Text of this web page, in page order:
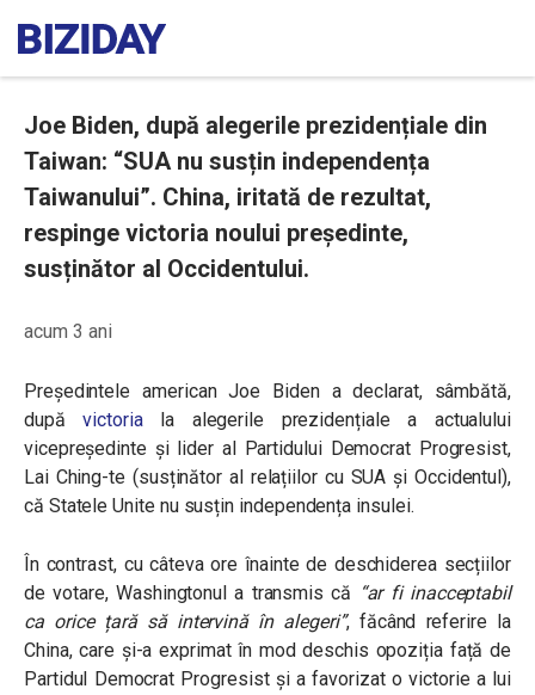
Joe Biden, după alegerile prezidențiale din
Taiwan: “SUA nu susțin independența
Taiwanului”. China, iritată de rezultat,
respinge victoria noului președinte,
susținător al Occidentului.
acum 3 ani
Președintele american Joe Biden a declarat, sâmbătă,
dupăvictoriala alegerile prezidențiale a actualului
vicepreședinte și lider al Partidului Democrat Progresist,
Lai Ching-te (susținător al relațiilor cu SUA și Occidentul),
că Statele Unite nu susțin independența insulei.
În contrast, cu câteva ore înainte de deschiderea secțiilor
de votare, Washingtonul a transmis că “ar fi inacceptabil
ca orice țară să intervină în alegeri”, făcând referire la
China, care și-a exprimat în mod deschis opoziția față de
Partidul Democrat Progresist și a favorizat o victorie a lui